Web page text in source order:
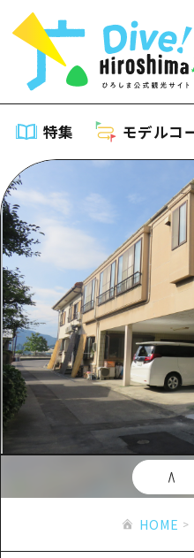
特集 モデルコ
特集一覧
おすすめ
アート
イベント
グルメ・酒
サイクリ
ショッピ
スポーツ
ナイトラ
モデルコース
モデルコー
Dive!
広島もし
あたらし
広島市周
安芸
備北
スポット・
スポット
広島市周
安芸
備後
備北
芸北
イベント
旬情報
お役立ち情
お役立ち
アクセス
HOME